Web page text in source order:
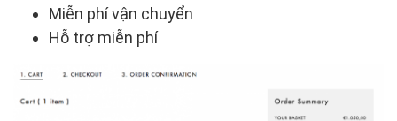
Miễn phí vận chuyển
Hỗ trợ miễn phí